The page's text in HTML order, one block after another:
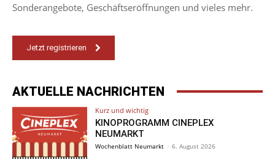
Sonderangebote, Geschäftseröffnungen und vieles mehr.
Jetzt registrieren
AKTUELLE NACHRICHTEN
Kurz und wichtig
KINOPROGRAMM CINEPLEX
NEUMARKT
Wochenblatt Neumarkt - 6. August 2026